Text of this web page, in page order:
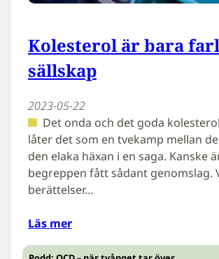
Kolesterol är bara
sällskap
2023-05-22
Det onda och det goda
låter det som en tvekamp mellan
den elaka häxan i en saga. Kanske
begreppen fått sådant genomslag.
berättelser…
Läs mer